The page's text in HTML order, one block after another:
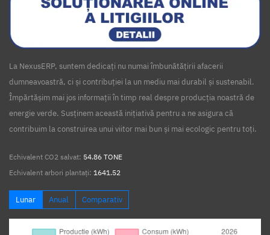
La NexusERP, suntem dedicați nu numai îmbunătățirii afacerii
dumneavoastră, ci și contribuției la un mediu mai durabil și sustenabil.
Împărtășim mai jos informații în timp real despre producția noastră de
energie verde. Susținem această inițiativă pentru a ne asigura că
contribuim la construirea unui viitor mai bun și mai ecologic pentru toți.
Echivalent CO2 salvat: 54.86 TONE
Echivalent arbori plantați: 1641.52
Lunar Anual Comparativ